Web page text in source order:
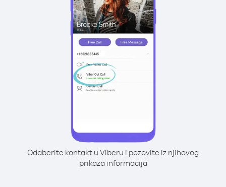
Odaberite kontakt u Viberu i pozovite iz njihovog
prikaza informacija